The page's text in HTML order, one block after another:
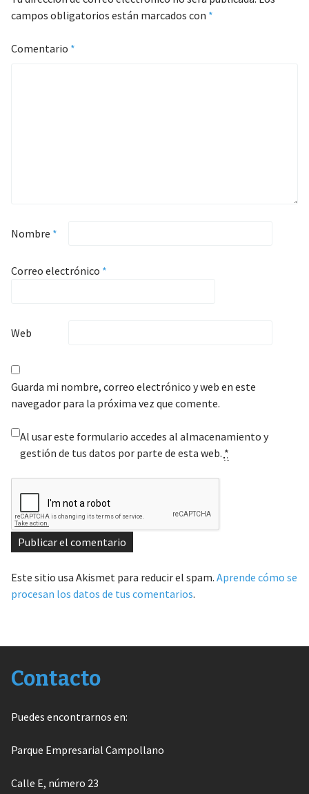
campos obligatorios están marcados con *
Comentario *
Nombre *
Correo electrónico *
Web
Guarda mi nombre, correo electrónico y web en este
navegador para la próxima vez que comente.
Al usar este formulario accedes al almacenamiento y
gestión de tus datos por parte de esta web. *
Este sitio usa Akismet para reducir el spam. Aprende cómo se
procesan los datos de tus comentarios.
Contacto
Puedes encontrarnos en:
Parque Empresarial Campollano
Calle E, número 23